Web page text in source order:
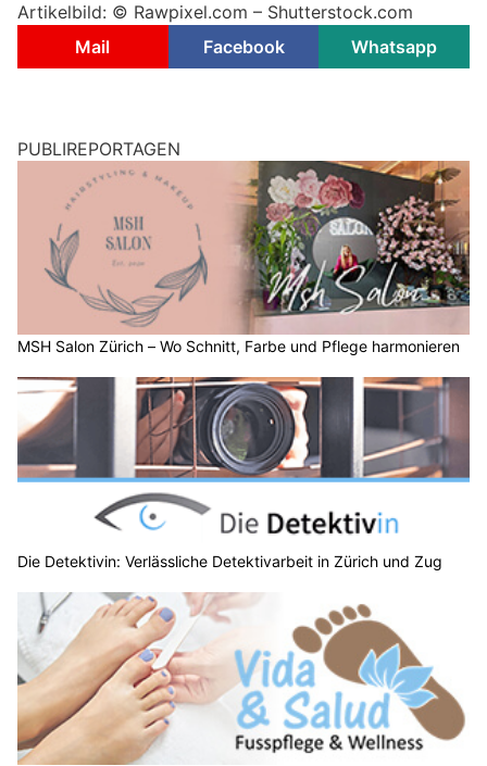
Artikelbild: © Rawpixel.com – Shutterstock.com
Mail
Facebook Whatsapp
PUBLIREPORTAGEN
MSH Salon Zürich – Wo Schnitt, Farbe und Pflege harmonieren
Die Detektivin: Verlässliche Detektivarbeit in Zürich und Zug